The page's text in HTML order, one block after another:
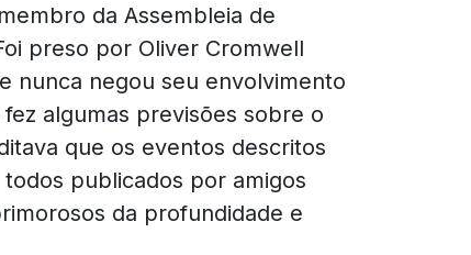
da Assembleia de
preso por Oliver Cromwell
nunca negou seu envolvimento
algumas previsões sobre o
que os eventos descritos
publicados por amigos
da profundidade e